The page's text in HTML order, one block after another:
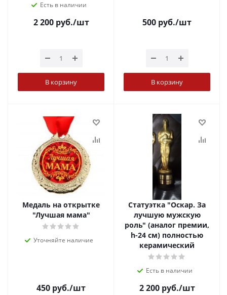
Есть в наличии
2 200руб./шт
В корзину
500 руб./шт
В корзину
Медаль на открытке
"Лучшая мама"
Уточняйте наличие
450 руб./шт
Статуэтка "Оскар. За
лучшую мужскую
роль" (аналог премии,
h-24 см) полностью
керамический
Есть в наличии
2 200руб./шт